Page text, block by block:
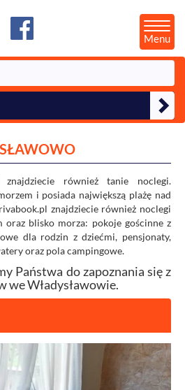
Menu
również tanie noclegi.
i posiada największą plażę nad
znajdziecie również noclegi
blisko morza: pokoje gościnne z
dla rodzin z dziećmi, pensjonaty,
oraz pola campingowe.
Państwa do zapoznania się z
we Władysławowie.